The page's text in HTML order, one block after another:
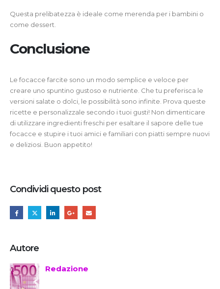
Questa prelibatezza è ideale come merenda per i bambini o
come dessert.
Conclusione
Le focacce farcite sono un modo semplice e veloce per
creare uno spuntino gustoso e nutriente. Che tu preferisca le
versioni salate o dolci, le possibilità sono infinite. Prova queste
ricette e personalizzale secondo i tuoi gusti! Non dimenticare
di utilizzare ingredienti freschi per esaltare il sapore delle tue
focacce e stupire i tuoi amici e familiari con piatti sempre nuovi
e deliziosi. Buon appetito!
Condividi questo post
Autore
Redazione